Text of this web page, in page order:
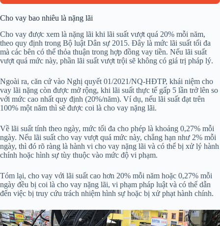
Cho vay bao nhiêu là nặng lãi
Cho vay được xem là nặng lãi khi lãi suất vượt quá 20% mỗi năm,
theo quy định trong Bộ luật Dân sự 2015. Đây là mức lãi suất tối đa
mà các bên có thể thỏa thuận trong hợp đồng vay tiền. Nếu lãi suất
vượt quá mức này, phần lãi suất vượt trội sẽ không có giá trị pháp lý.
Ngoài ra, căn cứ vào Nghị quyết 01/2021/NQ-HĐTP, khái niệm cho
vay lãi nặng còn được mở rộng, khi lãi suất thực tế gấp 5 lần trở lên so
với mức cao nhất quy định (20%/năm). Ví dụ, nếu lãi suất đạt trên
100% một năm thì sẽ được coi là cho vay nặng lãi.
Về lãi suất tính theo ngày, mức tối đa cho phép là khoảng 0,27% mỗi
ngày. Nếu lãi suất cho vay vượt quá mức này, chẳng hạn như 2% mỗi
ngày, thì đó rõ ràng là hành vi cho vay nặng lãi và có thể bị xử lý hành
chính hoặc hình sự tùy thuộc vào mức độ vi phạm.
Tóm lại, cho vay với lãi suất cao hơn 20% mỗi năm hoặc 0,27% mỗi
ngày đều bị coi là cho vay nặng lãi, vi phạm pháp luật và có thể dẫn
đến việc bị truy cứu trách nhiệm hình sự hoặc bị xử phạt hành chính.